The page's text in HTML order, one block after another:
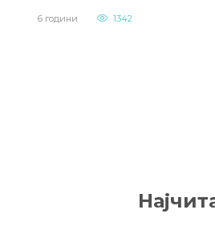
6 години 1342